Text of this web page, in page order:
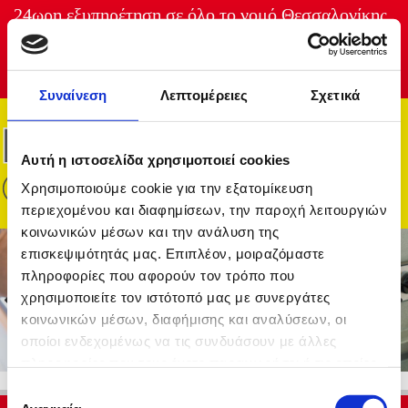
Συναίνεση Λεπτομέρειες Σχετικά
Αυτή η ιστοσελίδα χρησιμοποιεί cookies
Χρησιμοποιούμε cookie για την εξατομίκευση
περιεχομένου και διαφημίσεων, την παροχή λειτουργιών
κοινωνικών μέσων και την ανάλυση της
επισκεψιμότητάς μας. Επιπλέον, μοιραζόμαστε
πληροφορίες που αφορούν τον τρόπο που
χρησιμοποιείτε τον ιστότοπό μας με συνεργάτες
κοινωνικών μέσων, διαφήμισης και αναλύσεων, οι
οποίοι ενδεχομένως να τις συνδυάσουν με άλλες
Επιλογή
24ωρη εξυπηρέτηση σε όλο το νομό Θεσσαλονίκης